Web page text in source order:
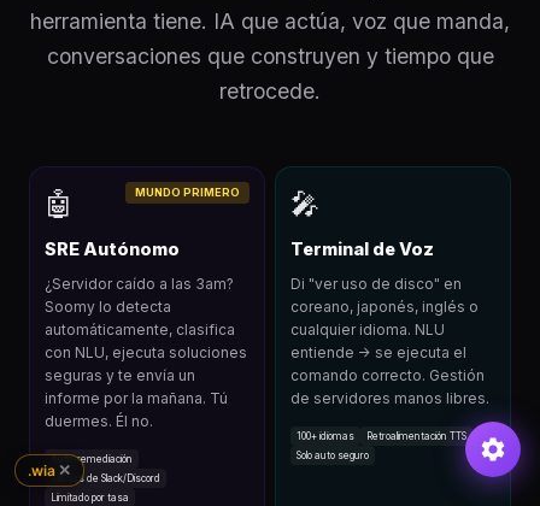
herramienta tiene. IA que actúa, voz que manda,
conversaciones que construyen y tiempo que
retrocede.
MUNDO PRIMERO
🤖
SRE Autónomo
¿Servidor caído a las 3am?
Soomy lo detecta
automáticamente, clasifica
con NLU, ejecuta soluciones
seguras y te envía un
informe por la mañana. Tú
duermes. Él no.
Auto-remediación
Alertas de Slack/Discord
Limitado por tasa
🎤
Terminal de Voz
Di "ver uso de disco" en
coreano, japonés, inglés o
cualquier idioma. NLU
entiende → se ejecuta el
comando correcto. Gestión
de servidores manos libres.
100+ idiomas
Retroalimentación TTS
Solo auto seguro
.wia ✕